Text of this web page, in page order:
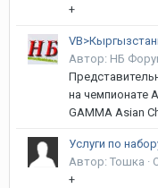
+
Автор: НБ
на чемпионате
GAMMA Asian
Автор: Тошка ·
+